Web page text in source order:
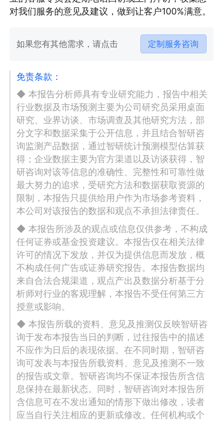
对我们服务的意见及建议，做到让客户100%满意。
如果您有其他需求，请点击 定制服务咨询
免责条款：
◆ 本报告分析师具有专业研究能力，报告中相关
行业数据及市场预测主要为公司研究员采用桌面
研究、业界访谈、市场调查及其他研究方法，部
分文字和数据采集于公开信息，并且结合智研咨
询监测产品数据，通过智研统计预测模型估算获
得；企业数据主要为官方渠道以及访谈获得，智
研咨询对该等信息的准确性、完整性和可靠性做
最大努力的追求，受研究方法和数据获取资源的
限制，本报告只提供给用户作为市场参考资料，
本公司对该报告的数据和观点不承担法律责任。
◆ 本报告所涉及的观点或信息仅供参考，不构成
任何证券或基金投资建议。本报告仅在相关法律
许可的情况下发放，并仅为提供信息而发放，概
不构成任何广告或证券研究报告。本报告数据均
来自合法合规渠道，观点产出及数据分析基于分
析师对行业的客观理解，本报告不受任何第三方
授意或影响。
◆ 本报告所载的资料、意见及推测仅反映智研咨
询于发布本报告当日的判断，过往报告中的描述
不应作为日后的表现依据。在不同时期，智研咨
询可发表与本报告所载资料、意见及推测不一致
的报告或文章。智研咨询均不保证本报告所含信
息保持在最新状态。同时，智研咨询对本报告所
含信息可在不发出通知的情形下做出修改，读者
应当自行关注相应的更新或修改。任何机构或个